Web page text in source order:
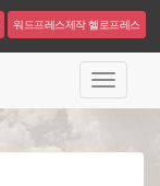
워드프레스제작 헬로프레스